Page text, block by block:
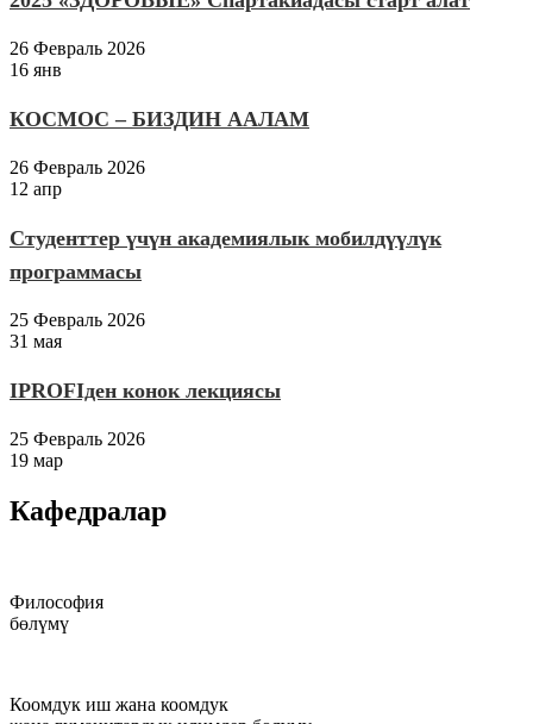
26 Февраль 2026
16 янв
КОСМОС – БИЗДИН ААЛАМ
26 Февраль 2026
12 апр
Студенттер үчүн академиялык мобилдүүлүк
программасы
25 Февраль 2026
31 мая
IPROFIден конок лекциясы
25 Февраль 2026
19 мар
Кафедралар
Философия
бөлүмү
Коомдук иш жана коомдук